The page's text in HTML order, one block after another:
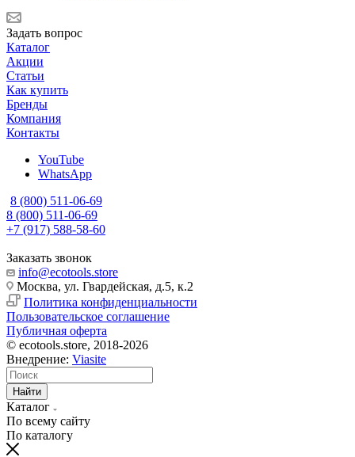
Задать вопрос
Каталог
Акции
Статьи
Как купить
Бренды
Компания
Контакты
YouTube
WhatsApp
8 (800) 511-06-69
8 (800) 511-06-69
+7 (917) 588-58-60
Заказать звонок
info@ecotools.store
Москва, ул. Гвардейская, д.5, к.2
Политика конфиденциальности
Пользовательское соглашение
Публичная оферта
© ecotools.store, 2018-2026
Внедрение: Viasite
Найти
Каталог
По всему сайту
По каталогу